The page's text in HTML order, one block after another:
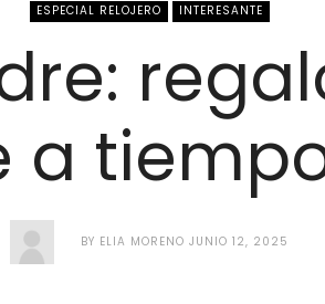
ESPECIAL RELOJERO INTERESANTE
a
BY ELIA MORENO JUNIO 12, 2025